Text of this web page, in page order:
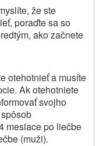
že ste
poraďte sa so
ako začnete
otehotnieť a musíte
Ak otehotniete
svojho
mesiace po liečbe
(muži).